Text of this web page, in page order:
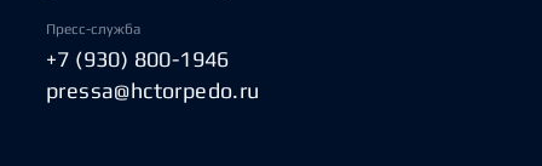
Пресс-служба
+7 (930) 800-1946
pressa@hctorpedo.ru